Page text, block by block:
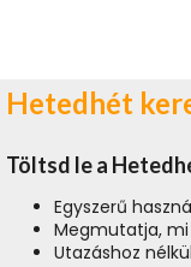
Hetedhét
Töltsd le a
Egyszerű
Megmutatja,
Utazáshoz